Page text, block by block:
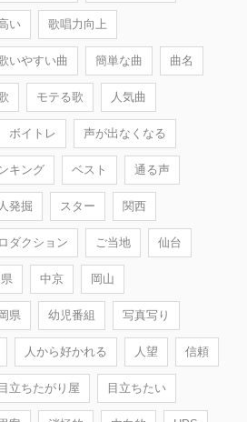
い 歌唱力向上
いやすい曲 簡単な曲 曲名
モテる歌 人気曲
ボイトレ 声が出なくなる
キング ベスト 通る声
発掘 スター 関西
ダクション ご当地 仙台
中京 岡山
県 幼児番組 写真写り
人から好かれる 人望 信頼
目立ちたがり屋 目立ちたい